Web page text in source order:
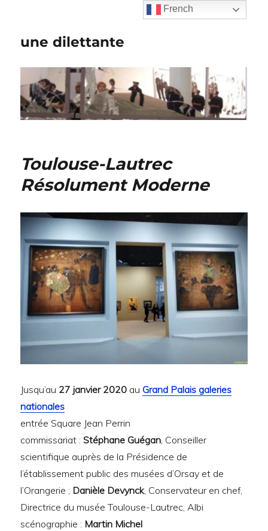
une dilettante
Toulouse-Lautrec
Résolument Moderne
Jusqu’au 27 janvier 2020 au Grand Palais galeries
nationales
entrée Square Jean Perrin
commissariat :Stéphane Guégan, Conseiller
scientifique auprès de la Présidence de
l’établissement public des musées d’Orsay et de
l’Orangerie ; Danièle Devynck, Conservateur en chef,
Directrice du musée Toulouse-Lautrec, Albi
scénographie : Martin Michel
French